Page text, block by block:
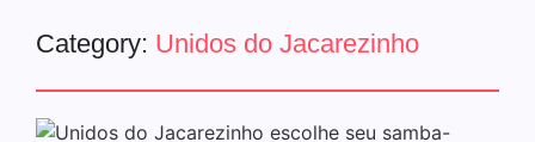
Category: Unidos do Jacarezinho